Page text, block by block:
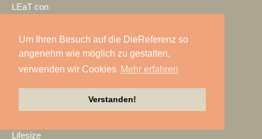
Um Ihren Besuch auf die DieReferenz so
angenehm wie möglich zu gestalten,
verwenden wir Cookies Mehr erfahren
Verstanden!
LEaT con
LEDitgo
LEDium
Leu Sound
Leyendecker GmbH
LG Electronics Deutschland
Lifesize